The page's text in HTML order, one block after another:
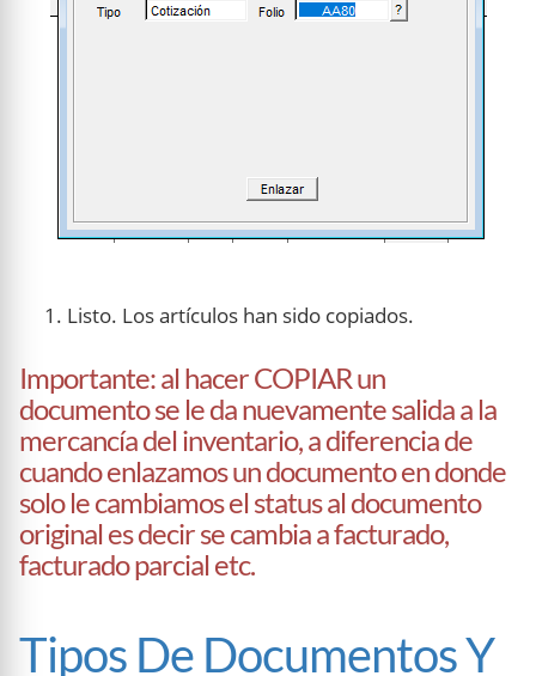
Listo. Los artículos han sido copiados.
Importante: al hacer COPIAR un
documento se le da nuevamente salida a la
mercancía del inventario, a diferencia de
cuando enlazamos un documento en donde
solo le cambiamos el status al documento
original es decir se cambia a facturado,
facturado parcial etc.
Tipos De Documentos Y